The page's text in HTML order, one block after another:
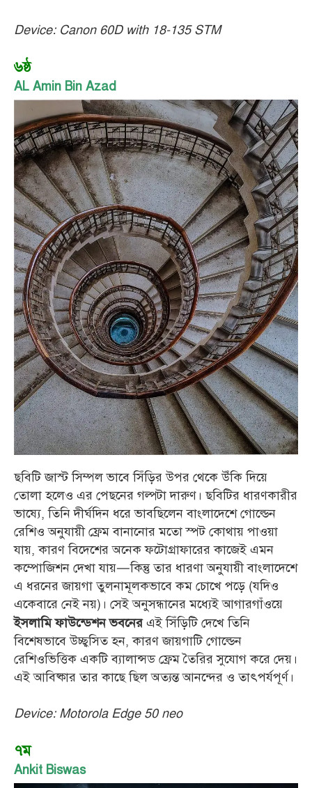
Device: Canon 60D with 18-135 STM
৬ষ্ঠ
AL Amin Bin Azad
ছবিটি জাস্ট সিম্পল ভাবে সিঁড়ির উপর থেকে উঁকি দিয়ে
তোলা হলেও এর পেছনের গল্পটা দারুণ। ছবিটির ধারণকারীর
ভাষ্যে, তিনি দীর্ঘদিন ধরে ভাবছিলেন বাংলাদেশে গোল্ডেন
রেশিও অনুযায়ী ফ্রেম বানানোর মতো স্পট কোথায় পাওয়া
যায়, কারণ বিদেশের অনেক ফটোগ্রাফারের কাজেই এমন
কম্পোজিশন দেখা যায়—কিন্তু তার ধারণা অনুযায়ী বাংলাদেশে
এ ধরনের জায়গা তুলনামূলকভাবে কম চোখে পড়ে (যদিও
একেবারে নেই নয়)। সেই অনুসন্ধানের মধ্যেই আগারগাঁওয়ে
ইসলামি ফাউন্ডেশন ভবনেরএই সিঁড়িটি দেখে তিনি
বিশেষভাবে উচ্ছ্বসিত হন, কারণ জায়গাটি গোল্ডেন
রেশিওভিত্তিক একটি ব্যালান্সড ফ্রেম তৈরির সুযোগ করে দেয়।
এই আবিষ্কার তার কাছে ছিল অত্যন্ত আনন্দের ও তাৎপর্যপূর্ণ।
Device: Motorola Edge 50 neo
৭ম
Ankit Biswas